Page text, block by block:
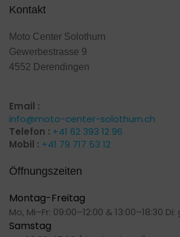
Kontakt
Moto Center Solothurn
Gewerbestrasse 9
4552 Derendingen
Email :
info@moto-center-solothurn.ch
Telefon : +41 62 393 12 96
Mobil : +41 79 717 53 12
Öffnungszeiten
Montag-Freitag
Mo, Mi–Fr: 09:00–12:00 & 13:00–18:30
Samstag